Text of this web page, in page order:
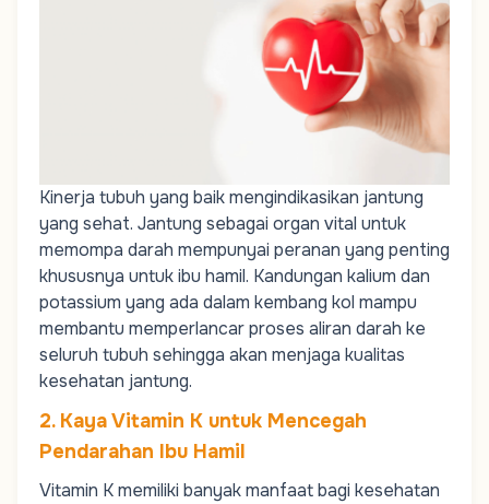
Kinerja tubuh yang baik mengindikasikan jantung
yang sehat. Jantung sebagai organ vital untuk
memompa darah mempunyai peranan yang penting
khususnya untuk ibu hamil. Kandungan kalium dan
potassium yang ada dalam kembang kol mampu
membantu memperlancar proses aliran darah ke
seluruh tubuh sehingga akan menjaga kualitas
kesehatan jantung.
2. Kaya Vitamin K untuk Mencegah
Pendarahan Ibu Hamil
Vitamin Kmemiliki banyak manfaat bagi kesehatan